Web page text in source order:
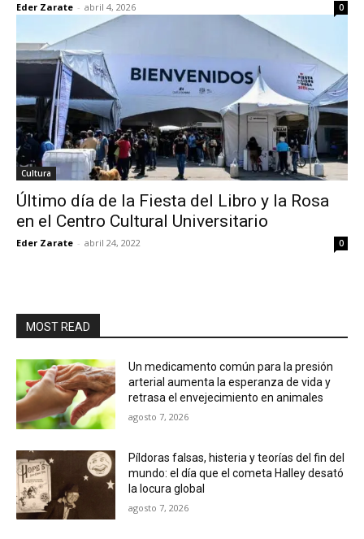
Eder Zarate - abril 4, 2026 0
Cultura
Último día de la Fiesta del Libro y la Rosa
en el Centro Cultural Universitario
Eder Zarate - abril 24, 2022 0
MOST READ
Un medicamento común para la presión
arterial aumenta la esperanza de vida y
retrasa el envejecimiento en animales
agosto 7, 2026
Píldoras falsas, histeria y teorías del fin del
mundo: el día que el cometa Halley desató
la locura global
agosto 7, 2026